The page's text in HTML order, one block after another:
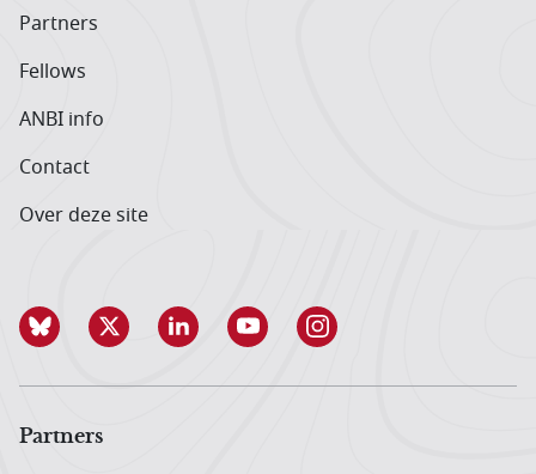
Partners
Fellows
ANBI info
Contact
Over deze site
Partners